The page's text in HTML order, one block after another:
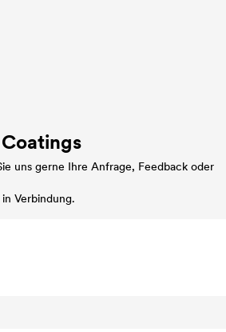
uns gerne Ihre Anfrage, Feedback oder
Verbindung.